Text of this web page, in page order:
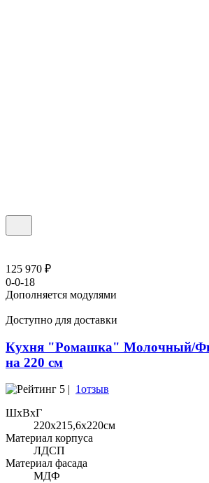
125 970 ₽
0-0-18
Дополняется модулями
Доступно для доставки
Кухня "Ромашка" Молочный/
на 220 см
5 | 1отзыв
ШхВхГ
220x215,6х220см
Материал корпуса
ЛДСП
Материал фасада
МДФ